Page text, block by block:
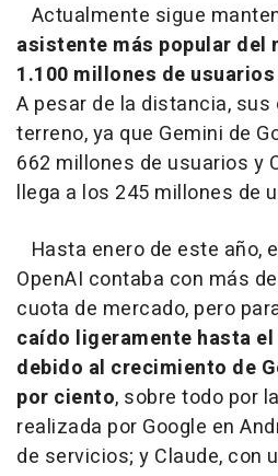
Actualmente sigue
asistente más popular del
1.100 millones de
A pesar de la distancia,
terreno, ya que Gemini de
662 millones de usuarios y
llega a los 245 millones de
Hasta enero de este año,
OpenAI contaba con más
cuota de mercado, pero
caído ligeramente hasta
debido al crecimiento de
por ciento, sobre todo por
realizada por Google en
de servicios; y Claude, con